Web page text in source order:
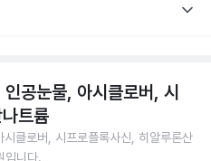
공눈물, 아시클로버, 시
트륨
클로버, 시프로플록사신, 히알루론산
입니다.